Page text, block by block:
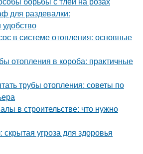
для раздевалки:
в системе отопления: основные
отопления в короба: практичные
трубы отопления: советы по
в строительстве: что нужно
угроза для здоровья